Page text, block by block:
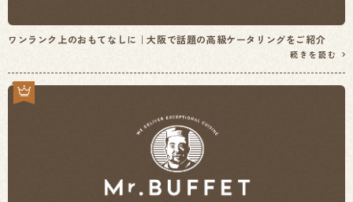
ワンランク上のおもてなしに｜大阪で話題の高級ケータリングをご紹介
続きを読む